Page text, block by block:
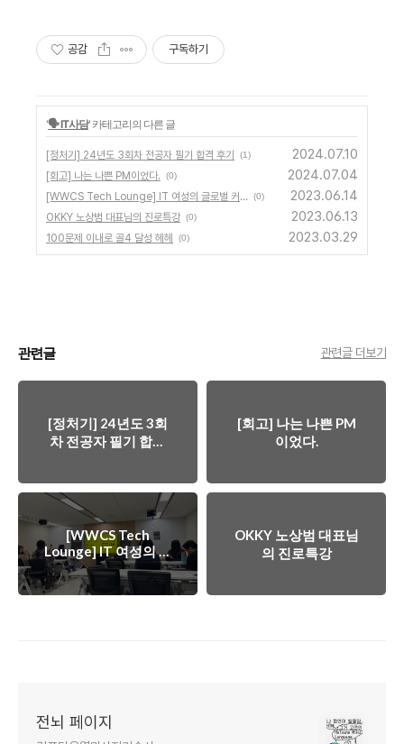
공감 구독하기
'🗣️ IT사담' 카테고리의 다른 글
[정처기] 24년도 3회차 전공자 필기 합격 후기 (1) 2024.07.10
[회고] 나는 나쁜 PM이었다. (0) 2024.07.04
[WWCS Tech Lounge] IT 여성의 글로벌 커리어를 위한 meetup에 참가하다! (0) 2023.06.14
OKKY 노상범 대표님의 진로특강 (0) 2023.06.13
100문제 이내로 골4 달성 헤헤 (0) 2023.03.29
관련글 관련글 더보기
[정처기] 24년도 3회
차 전공자 필기 합격
[회고] 나는 나쁜 PM
이었다.
[WWCS Tech
Lounge] IT 여성의 글
로벌 커리어를 위한
meetup에 참가하다!
OKKY 노상범 대표님
의 진로특강
전뇌 페이지